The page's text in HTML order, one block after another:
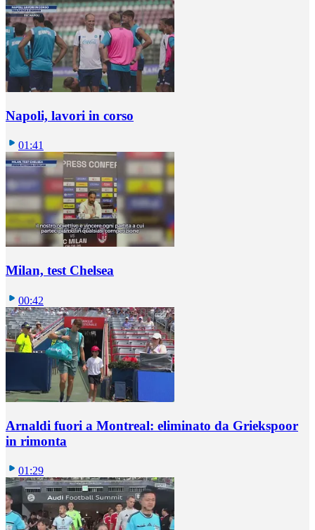
Napoli, lavori in corso
01:41
Milan, test Chelsea
00:42
Arnaldi fuori a Montreal: eliminato da Griekspoor
in rimonta
01:29